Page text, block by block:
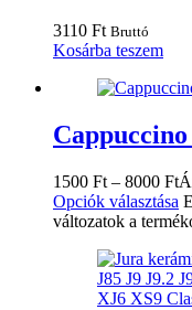
3110 Ft Bruttó
Kosárba teszem
Cappuccino
1500 Ft – 8000 Ft
Opciók választása
változatok a